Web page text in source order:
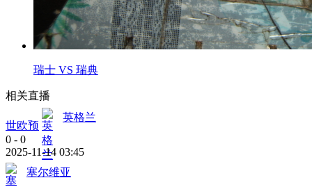
瑞士 VS 瑞典
相关直播
世欧预
英格兰
0 - 0
2025-11-14 03:45
塞尔维亚